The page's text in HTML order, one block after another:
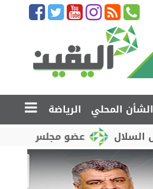
الشأن المحلي
الرياضة
عضو مجلس القيادة محمود